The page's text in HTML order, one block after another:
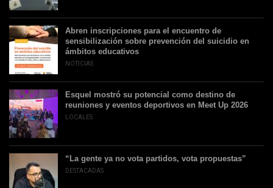
Abren inscripciones para el encuentro de
sensibilización sobre prevención del suicidio en
ámbitos educativos
NOTICIAS
Esquel mostró su potencial como destino de
reuniones y eventos deportivos en Meet Up 2026
LOCALES
“La gente ya no vota partidos, vota propuestas”
DESTACADAS